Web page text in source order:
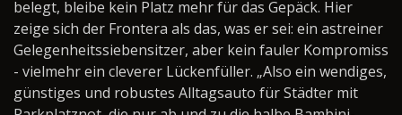
belegt, bleibe kein Platz mehr für das Gepäck. Hier
zeige sich der Frontera als das, was er sei: ein astreiner
Gelegenheitssiebensitzer, aber kein fauler Kompromiss
- vielmehr ein cleverer Lückenfüller. „Also ein wendiges,
günstiges und robustes Alltagsauto für Städter mit